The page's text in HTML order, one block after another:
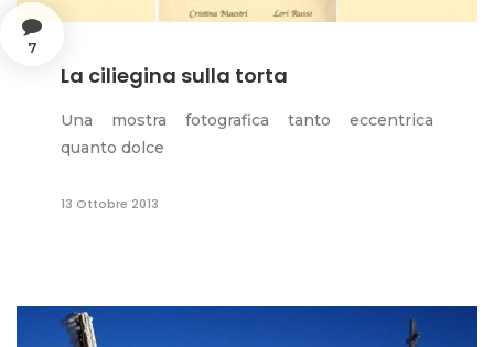
7
La ciliegina sulla torta
Una mostra fotografica tanto eccentrica
quanto dolce
13 Ottobre 2013